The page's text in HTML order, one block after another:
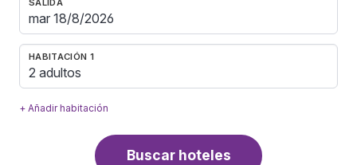
HABITACIÓN 1
2 adultos
+ Añadir habitación
Buscar hoteles